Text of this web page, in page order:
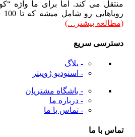
می کند. اما برای ما واژه
رو شامل میشه که تا 100 سالگی همراه انسان هاست.
بیشتر…)
سریع
- بلاگ
- استودیو ژوپیتر
- باشگاه مشتریان
- درباره ما
- تماس با ما
با ما